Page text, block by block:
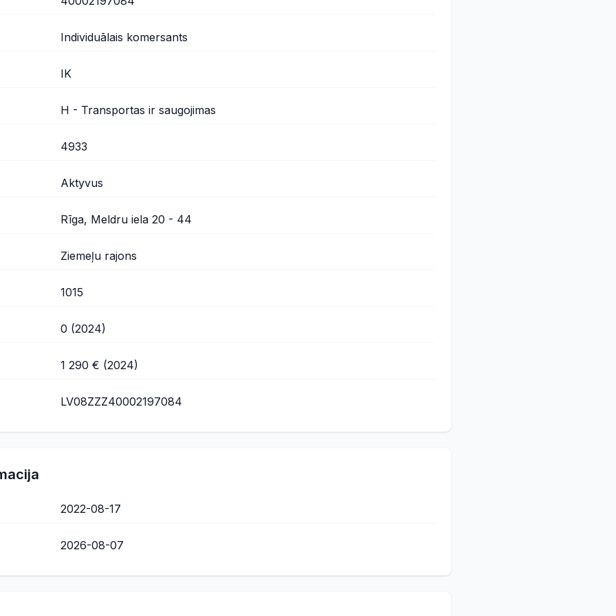
Individuālais komersants
IK
H - Transportas ir saugojimas
4933
Aktyvus
Rīga, Meldru iela 20 - 44
Ziemeļu rajons
1015
0 (2024)
1 290 € (2024)
LV08ZZZ40002197084
2022-08-17
2026-08-07